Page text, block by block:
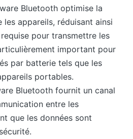
Bluetooth optimise la
appareils, réduisant ainsi
pour transmettre les
important pour
par batterie tels que les
portables.
Bluetooth fournit un canal
entre les
que les données sont